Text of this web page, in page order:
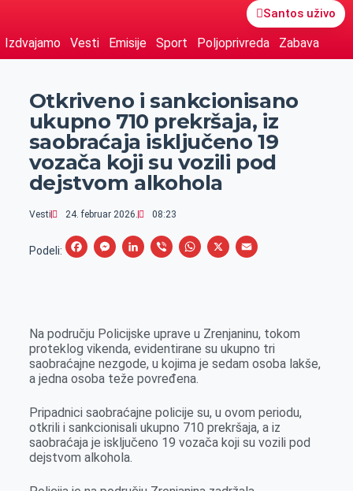
Santos uživo
Izdvajamo Vesti Emisije Sport Poljoprivreda Zabava
Otkriveno i sankcionisano
ukupno 710 prekršaja, iz
saobraćaja isključeno 19
vozača koji su vozili pod
dejstvom alkohola
Vesti 24. februar 2026. 08:23
Podeli:
F
b
o
o
M
e
n
g
r
L
e
d
I
V
r
W
s
A
X
E
l
Na području Policijske uprave u Zrenjaninu, tokom
proteklog vikenda, evidentirane su ukupno tri
saobraćajne nezgode, u kojima je sedam osoba lakše,
a jedna osoba teže povređena.
Pripadnici saobraćajne policije su, u ovom periodu,
otkrili i sankcionisali ukupno 710 prekršaja, a iz
saobraćaja je isključeno 19 vozača koji su vozili pod
dejstvom alkohola.